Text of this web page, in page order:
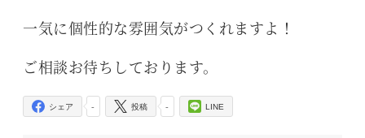
一気に個性的な雰囲気がつくれますよ！
ご相談お待ちしております。
-
シェア -
投稿 LINE